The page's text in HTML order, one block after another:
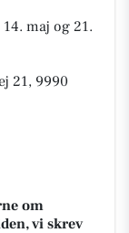
maj og 21.
21, 9990
om
vi skrev